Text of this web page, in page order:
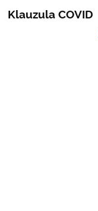
Klauzula COVID